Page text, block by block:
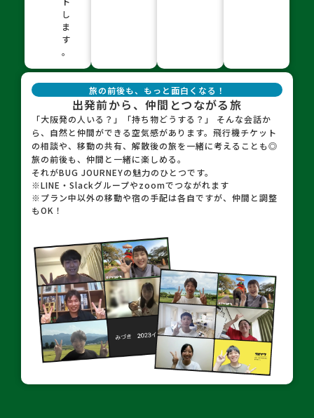
し
ま
す
。
旅の前後も、もっと面白くなる！
出発前から、仲間とつながる旅
「大阪発の人いる？」「持ち物どうする？」 そんな会話か
ら、自然と仲間ができる空気感があります。飛行機チケット
の相談や、移動の共有、解散後の旅を一緒に考えることも◎
旅の前後も、仲間と一緒に楽しめる。
それがBUG JOURNEYの魅力のひとつです。
※LINE・Slackグループやzoomでつながれます
※プラン中以外の移動や宿の手配は各自ですが、仲間と調整
もOK！